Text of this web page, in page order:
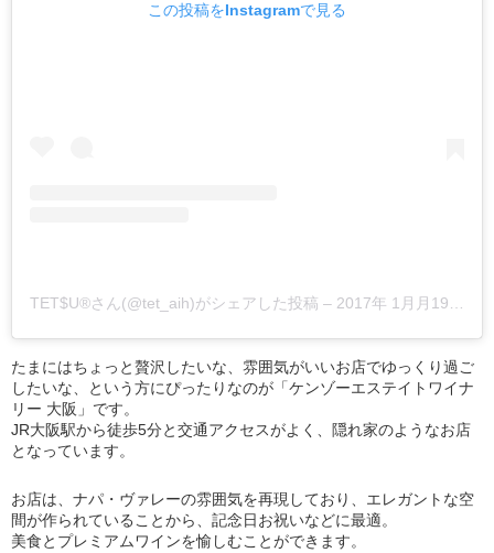
この投稿をInstagramで見る
TET$U®さん(@tet_aih)がシェアした投稿 – 2017年 1月月19日午前7時36分PST
たまにはちょっと贅沢したいな、雰囲気がいいお店でゆっくり過ご
したいな、という方にぴったりなのが「ケンゾーエステイトワイナ
リー 大阪」です。
JR大阪駅から徒歩5分と交通アクセスがよく、隠れ家のようなお店
となっています。
お店は、ナパ・ヴァレーの雰囲気を再現しており、エレガントな空
間が作られていることから、記念日お祝いなどに最適。
美食とプレミアムワインを愉しむことができます。